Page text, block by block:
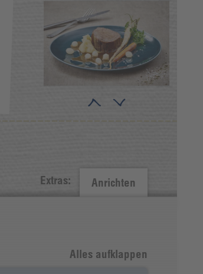
Extras: Anrichten
Alles aufklappen